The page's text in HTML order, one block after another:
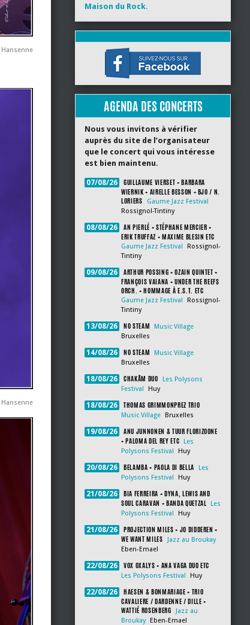
Maison du Rock.
AGENDA DES CONCERTS
Nous vous invitons à vérifier
auprès du site de l’organisateur
que le concert qui vous intéresse
est bien maintenu.
07/08/26
GUILLAUME VIERSET + BARBARA
WIERNIK + AIRELLE BESSON + BJO / N.
LORIERS
Gaume Jazz Festival
Rossignol-Tintiny
08/08/26
AN PIERLÉ + STÉPHANE MERCIER +
ERIK TRUFFAZ + MAXIME BLESIN ETC
Gaume Jazz Festival
Rossignol-
Tintiny
09/08/26
ARTHUR POSSING + OZAIN QUINTET +
FRANÇOIS VAIANA + UNDER THE REEFS
ORCH. + HOMMAGE À E.S.T. ETC
Gaume Jazz Festival
Rossignol-
Tintiny
13/08/26 NO STEAM
Music Village
Bruxelles
14/08/26 NO STEAM
Music Village
Bruxelles
18/08/26 CHAKÂM DUO
Les Polysons
Festival
Huy
18/08/26 THOMAS GRIMMONPREZ TRIO
Music Village Bruxelles
19/08/26
ANU JUNNONEN & TUUR FLORIZOONE
+ PALOMA DEL REY ETC
Les
Polysons Festival
Huy
20/08/26 BELAMBA + PAOLA DI BELLA
Les
Polysons Festival
Huy
21/08/26
BIA FERREIRA + DYNA, LEWIS AND
SOUL CARAVAN + BANDA QUETZAL
Les
Polysons Festival
Huy
21/08/26
PROJECTION MILES + JO DIDDEREN +
WE WANT MILES
Jazz au Broukay
Eben-Emael
22/08/26 VOX OXALYS + ANA VAGA DUO ETC
Les Polysons Festival Huy
22/08/26
HAESEN & BONMARIAGE + TRIO
CAVALIERE / DARDENNE / DILLE +
WATTIÉ ROSENBERG
Jazz au
Broukay
Eben-Emael